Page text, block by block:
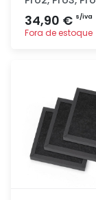
34,90 € s/iva
Fora de estoque